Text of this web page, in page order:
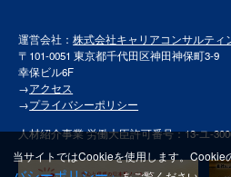
運営会社：株式会社キャリアコンサルティ
〒101-0051 東京都千代田区神田神保町3-9
幸保ビル6F
→アクセス
→プライバシーポリシー
人材紹介事業 労働大臣許可番号：13-ユ-
当サイトではCookieを使用します。Cookie